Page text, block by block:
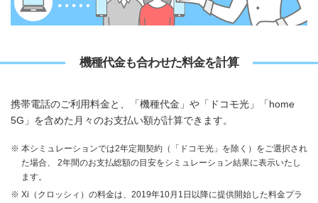
機種代金も合わせた料金を計算
携帯電話のご利用料金と、「機種代金」や「ドコモ光」「home
5G」を含めた月々のお支払い額が計算できます。
本シミュレーションでは2年定期契約（「ドコモ光」を除く）をご選択され
た場合、 2年間のお支払総額の目安をシミュレーション結果に表示いたし
ます。
Xi（クロッシィ）の料金は、2019年10月1日以降に提供開始した料金プラ